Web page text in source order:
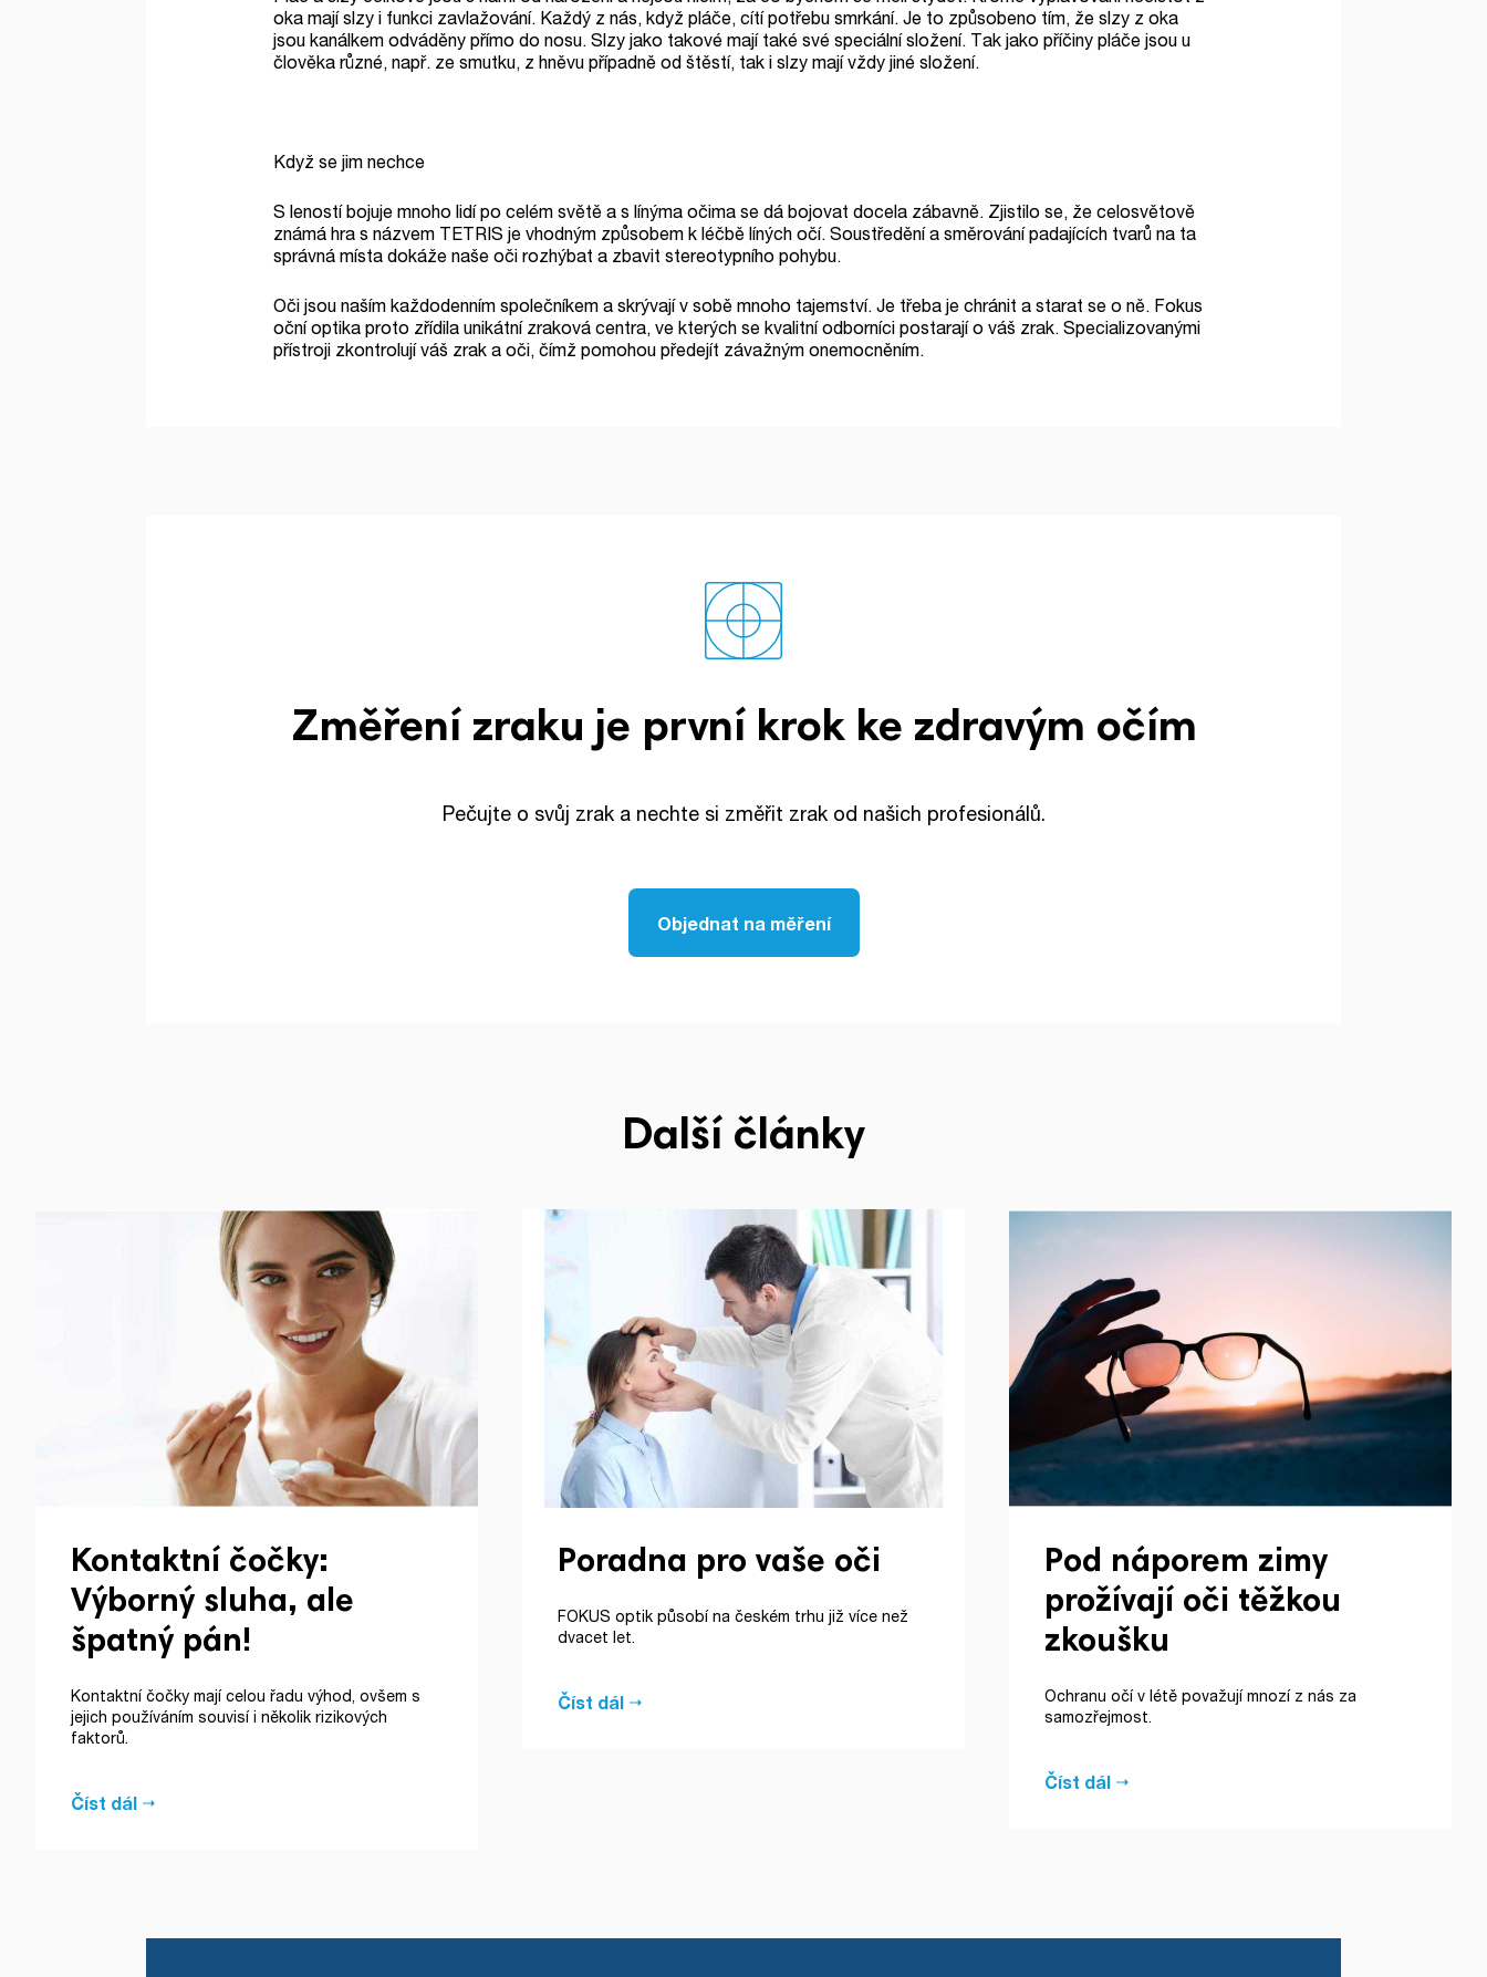
oka mají slzy i funkci zavlažování. Každý z nás, když pláče, cítí potřebu smrkání. Je to způsobeno tím, že slzy z oka
jsou kanálkem odváděny přímo do nosu. Slzy jako takové mají také své speciální složení. Tak jako příčiny pláče jsou u
člověka různé, např. ze smutku, z hněvu případně od štěstí, tak i slzy mají vždy jiné složení.
Když se jim nechce
S leností bojuje mnoho lidí po celém světě a s línýma očima se dá bojovat docela zábavně. Zjistilo se, že celosvětově
známá hra s názvem TETRIS je vhodným způsobem k léčbě líných očí. Soustředění a směrování padajících tvarů na ta
správná místa dokáže naše oči rozhýbat a zbavit stereotypního pohybu.
Oči jsou naším každodenním společníkem a skrývají v sobě mnoho tajemství. Je třeba je chránit a starat se o ně. Fokus
oční optika proto zřídila unikátní zraková centra, ve kterých se kvalitní odborníci postarají o váš zrak. Specializovanými
přístroji zkontrolují váš zrak a oči, čímž pomohou předejít závažným onemocněním.
Změření zraku je první krok ke zdravým očím
Pečujte o svůj zrak a nechte si změřit zrak od našich profesionálů.
Objednat na měření
Další články
Kontaktní čočky:
Výborný sluha, ale
špatný pán!
Kontaktní čočky mají celou řadu výhod, ovšem s
jejich používáním souvisí i několik rizikových
faktorů.
Číst dál
Poradna pro vaše oči
FOKUS optik působí na českém trhu již více než
dvacet let.
Číst dál
Pod náporem zimy
prožívají oči těžkou
zkoušku
Ochranu očí v létě považují mnozí z nás za
samozřejmost.
Číst dál